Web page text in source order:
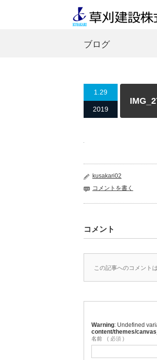
ブログ
1.29
2019
kusakari02
コメントを書く
コメント
この記事へのコメント
Warning : Undefined
content/themes/
名前 ( 必須 )